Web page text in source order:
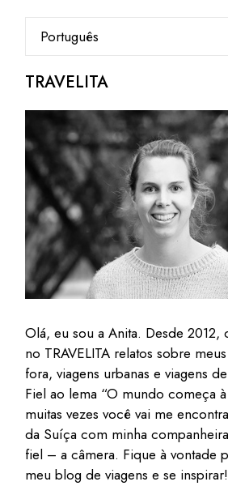
um
TRAVELITA
Olá, eu sou a Anita. Desde 2012,
no TRAVELITA relatos sobre
fora, viagens urbanas e viagens
Fiel ao lema “O mundo começa
muitas vezes você vai me
da Suíça com minha
fiel – a câmera. Fique à vontade
meu blog de viagens e se inspirar!